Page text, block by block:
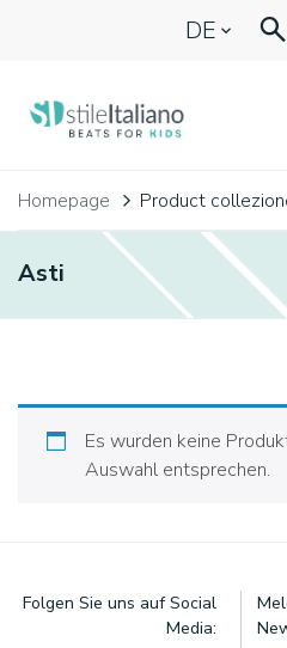
DE
EYEGLASSES
KIDENTITY
🩷 OUR HEART
Homepage Product
Asti
Es wurden keine
Auswahl entsprechen.
Folgen Sie uns auf Social
Media: